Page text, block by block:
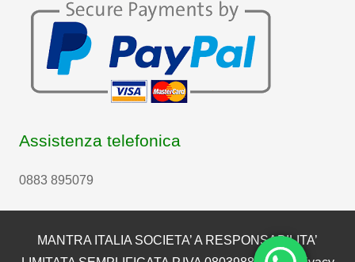
Assistenza telefonica
0883 895079
MANTRA ITALIA SOCIETA’ A RESPONSABILITA’